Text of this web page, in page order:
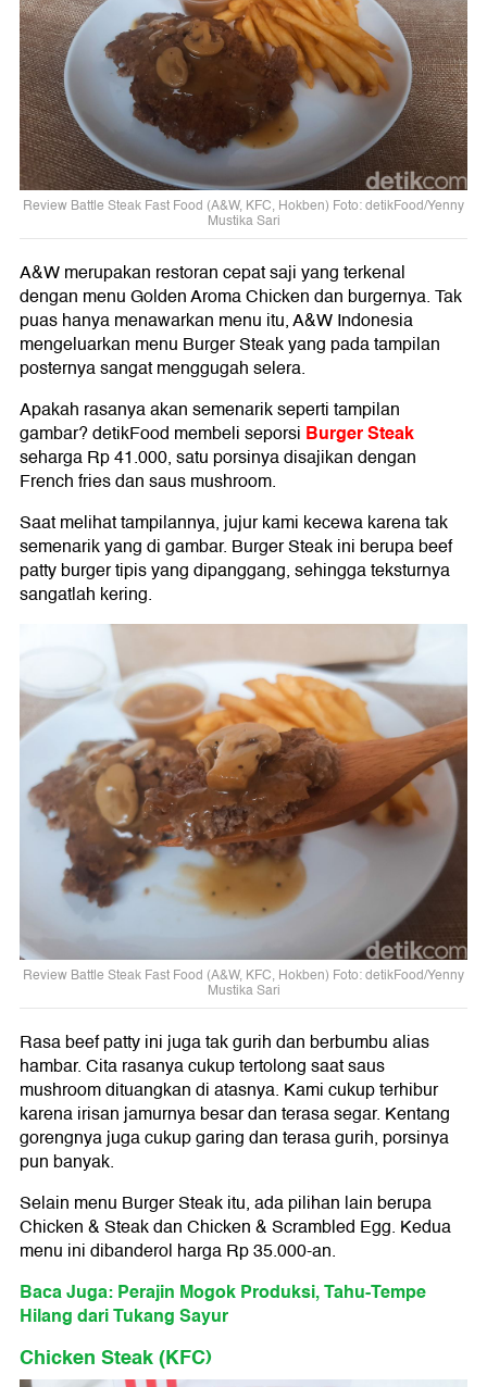
Review Battle Steak Fast Food (A&W, KFC, Hokben) Foto: detikFood/Yenny
Mustika Sari
A&W merupakan restoran cepat saji yang terkenal
dengan menu Golden Aroma Chicken dan burgernya. Tak
puas hanya menawarkan menu itu, A&W Indonesia
mengeluarkan menu Burger Steak yang pada tampilan
posternya sangat menggugah selera.
Apakah rasanya akan semenarik seperti tampilan
gambar? detikFood membeli seporsi Burger Steak
seharga Rp 41.000, satu porsinya disajikan dengan
French fries dan saus mushroom.
Saat melihat tampilannya, jujur kami kecewa karena tak
semenarik yang di gambar. Burger Steak ini berupa beef
patty burger tipis yang dipanggang, sehingga teksturnya
sangatlah kering.
Review Battle Steak Fast Food (A&W, KFC, Hokben) Foto: detikFood/Yenny
Mustika Sari
Rasa beef patty ini juga tak gurih dan berbumbu alias
hambar. Cita rasanya cukup tertolong saat saus
mushroom dituangkan di atasnya. Kami cukup terhibur
karena irisan jamurnya besar dan terasa segar. Kentang
gorengnya juga cukup garing dan terasa gurih, porsinya
pun banyak.
Selain menu Burger Steak itu, ada pilihan lain berupa
Chicken & Steak dan Chicken & Scrambled Egg. Kedua
menu ini dibanderol harga Rp 35.000-an.
Baca Juga: Perajin Mogok Produksi, Tahu-Tempe
Hilang dari Tukang Sayur
Chicken Steak (KFC)